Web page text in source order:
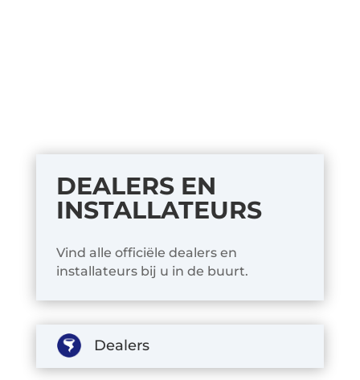
DEALERS EN
INSTALLATEURS
Vind alle officiële dealers en
installateurs bij u in de buurt.
Dealers